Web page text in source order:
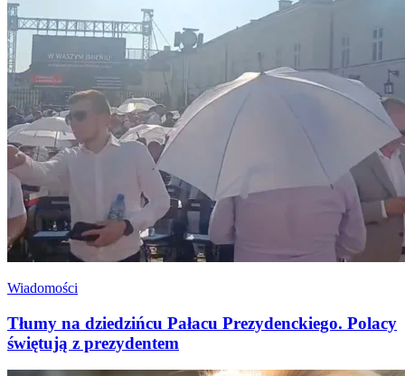
Wiadomości
Tłumy na dziedzińcu Pałacu Prezydenckiego. Polacy
świętują z prezydentem